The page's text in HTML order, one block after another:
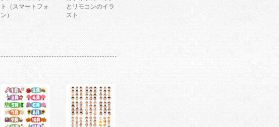
ト（スマートフォ
ン）
とリモコンのイラ
スト